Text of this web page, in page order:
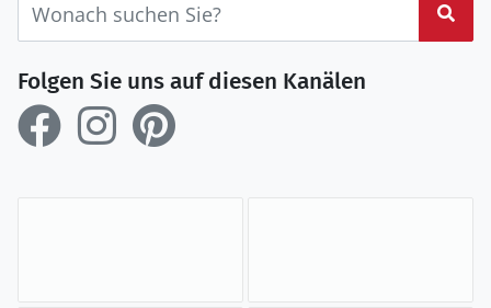
Folgen Sie uns auf diesen Kanälen